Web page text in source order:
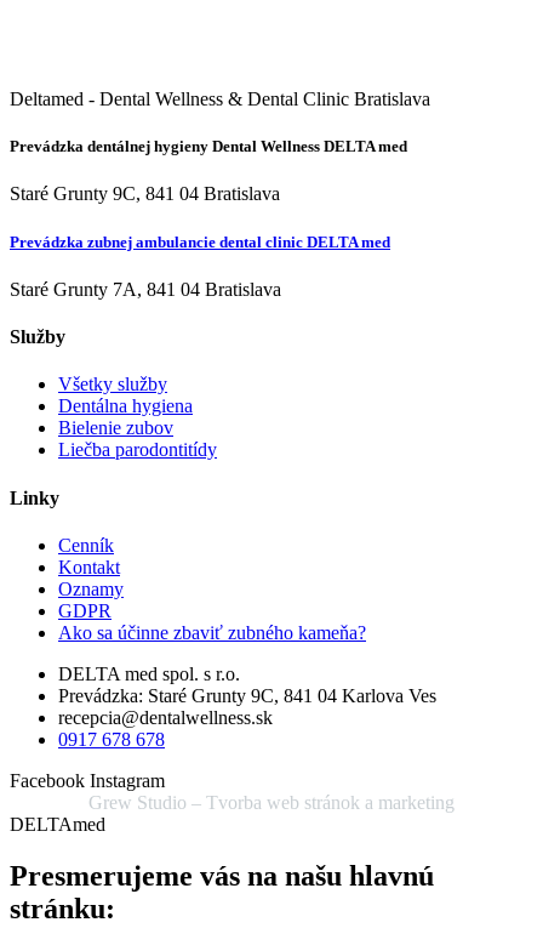
Deltamed - Dental Wellness & Dental Clinic Bratislava
Prevádzka dentálnej hygieny Dental Wellness DELTA med
Staré Grunty 9C, 841 04 Bratislava
Prevádzka zubnej ambulancie dental clinic DELTA med
Staré Grunty 7A, 841 04 Bratislava
Služby
Všetky služby
Dentálna hygiena
Bielenie zubov
Liečba parodontitídy
Linky
Cenník
Kontakt
Oznamy
GDPR
Ako sa účinne zbaviť zubného kameňa?
DELTA med spol. s r.o.
Prevádzka: Staré Grunty 9C, 841 04 Karlova Ves
recepcia@dentalwellness.sk
0917 678 678
Facebook Instagram
Grew Studio – Tvorba web stránok a marketing
DELTAmed
Presmerujeme vás na našu hlavnú
stránku: